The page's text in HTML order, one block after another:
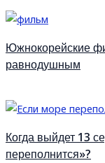
Южнокорейские
равнодушным
Когда выйдет 13
переполнится»?